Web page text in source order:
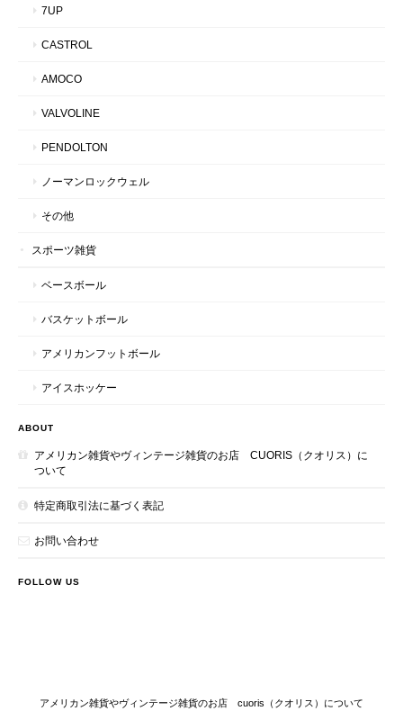
7UP
CASTROL
AMOCO
VALVOLINE
PENDOLTON
ノーマンロックウェル
その他
スポーツ雑貨
ベースボール
バスケットボール
アメリカンフットボール
アイスホッケー
ABOUT
アメリカン雑貨やヴィンテージ雑貨のお店 CUORIS（クオリス）に
ついて
特定商取引法に基づく表記
お問い合わせ
FOLLOW US
アメリカン雑貨やヴィンテージ雑貨のお店 cuoris（クオリス）について